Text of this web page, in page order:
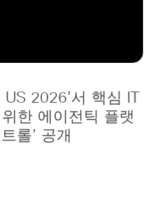
2026’서 핵심 IT
한 에이전틱 플랫
롤’ 공개